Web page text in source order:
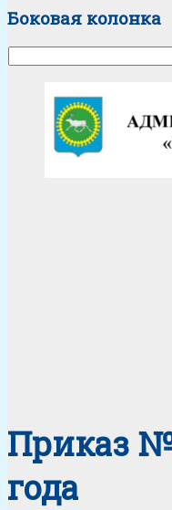
Боковая колонка
Приказ
года